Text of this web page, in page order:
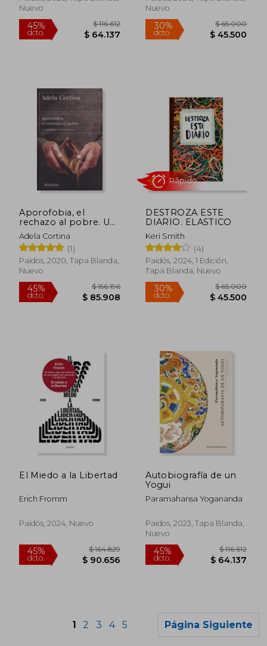
30%
dcto.
$ 55.000
$ 38.500
Rápido
45%
dcto.
dcto.
30%
dcto.
Nuevo
Nuevo
Rápido
Aporofobia, el
rechazo al pobre. Un
desafío para la
democracia
Adela Cortina
(1)
Paidos, 2020, Tapa Blanda,
Nuevo
DESTROZA ESTE
DIARIO. ELASTICO
Keri Smith
(4)
Paidós, 2024, 1 Edición,
Tapa Blanda, Nuevo
El Miedo a la Libertad
Erich Fromm
Paidós, 2024, Nuevo
Autobiografía de un
Yogui
Paramahansa Yogananda
Paidos, 2023, Tapa Blanda,
Nuevo
1 2 3 4 5 Página Siguiente